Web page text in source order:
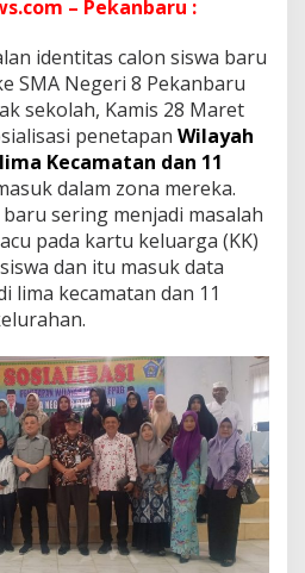
– Pekanbaru :
identitas calon siswa baru
SMA Negeri 8 Pekanbaru
sekolah, Kamis 28 Maret
penetapan Wilayah
Kecamatan dan 11
dalam zona mereka.
sering menjadi masalah
pada kartu keluarga (KK)
dan itu masuk data
lima kecamatan dan 11